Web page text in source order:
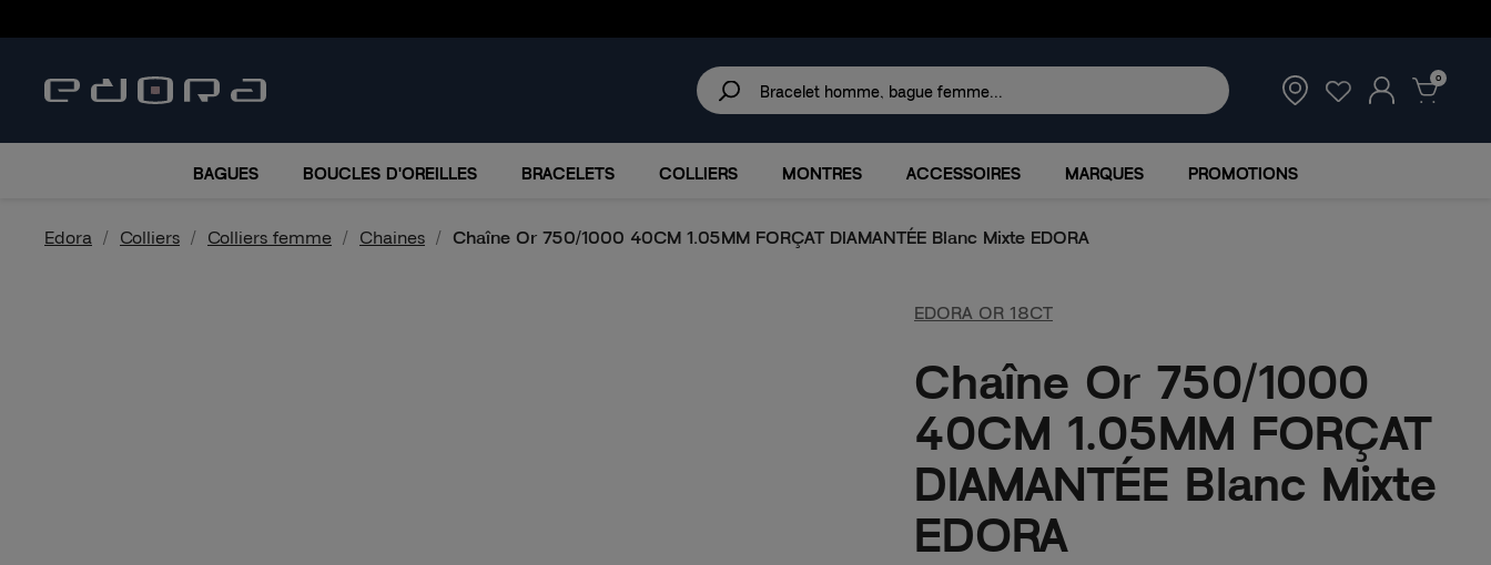
BRACELETS COLLIERS PROMOTIONS
0
BAGUES BOUCLES D'OREILLES BRACELETS COLLIERS MONTRES ACCESSOIRES MARQUES PROMOTIONS
Edora Colliers Colliers femme Chaines Chaîne Or 750/1000 40CM 1.05MM FORÇAT DIAMANTÉE Blanc Mixte EDORA
EDORA OR 18CT
Chaîne Or 750/1000
40CM 1.05MM FORÇAT
DIAMANTÉE Blanc Mixte
EDORA